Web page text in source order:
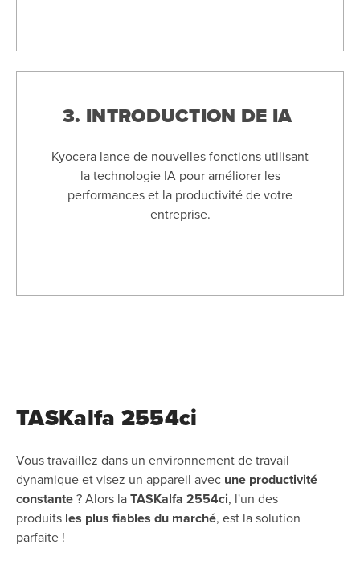
3. INTRODUCTION DE IA
Kyocera lance de nouvelles fonctions utilisant
la technologie IA pour améliorer les
performances et la productivité de votre
entreprise.
TASKalfa 2554ci
Vous travaillez dans un environnement de travail
dynamique et visez un appareil avec une productivité
constante? Alors laTASKalfa 2554ci, l'un des
produits les plus fiables du marché, est la solution
parfaite !